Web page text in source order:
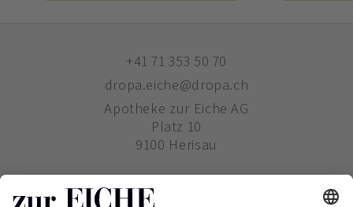
+41 71 353 50 70
dropa.eiche@dropa.ch
Apotheke zur Eiche AG
Platz 10
9100 Herisau
ZUR EICHE